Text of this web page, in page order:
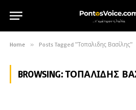
Home » Posts Tagged "Τοπαλιδης Βασίλης"
BROWSING:ΤΟΠΑΛΙΔΗΣ